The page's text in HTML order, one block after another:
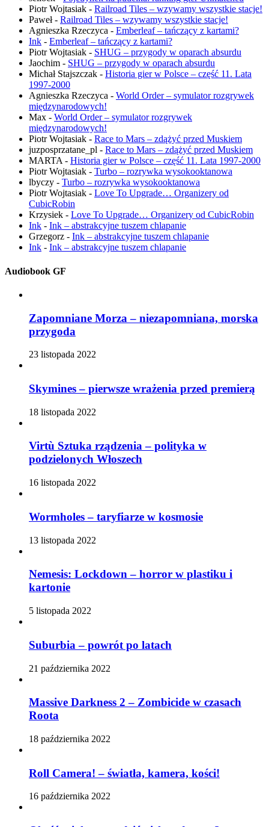
Piotr Wojtasiak - Railroad Tiles – wzywamy wszystkie stacje!
Paweł- Railroad Tiles – wzywamy wszystkie stacje!
Agnieszka Rzeczyca - Emberleaf – tańczący z kartami?
Ink - Emberleaf – tańczący z kartami?
Piotr Wojtasiak - SHUG – przygody w oparach absurdu
Jaochim - SHUG – przygody w oparach absurdu
Michał Stajszczak - Historia gier w Polsce – część 11. Lata
1997-2000
Agnieszka Rzeczyca - World Order – symulator rozgrywek
międzynarodowych!
Max - World Order – symulator rozgrywek
międzynarodowych!
Piotr Wojtasiak - Race to Mars – zdążyć przed Muskiem
juzposprzatane_pl - Race to Mars – zdążyć przed Muskiem
MARTA - Historia gier w Polsce – część 11. Lata 1997-2000
Piotr Wojtasiak - Turbo – rozrywka wysokooktanowa
lbyczy - Turbo – rozrywka wysokooktanowa
Piotr Wojtasiak - Love To Upgrade… Organizery od
CubicRobin
Krzysiek - Love To Upgrade… Organizery od CubicRobin
Ink - Ink – abstrakcyjne tuszem chlapanie
Grzegorz - Ink – abstrakcyjne tuszem chlapanie
Ink - Ink – abstrakcyjne tuszem chlapanie
Audiobook GF
Zapomniane Morza – niezapomniana, morska
przygoda
23 listopada 2022
Skymines – pierwsze wrażenia przed premierą
18 listopada 2022
Virtù Sztuka rządzenia – polityka w
podzielonych Włoszech
16 listopada 2022
Wormholes – taryfiarze w kosmosie
13 listopada 2022
Nemesis: Lockdown – horror w plastiku i
kartonie
5 listopada 2022
Suburbia – powrót po latach
21 października 2022
Massive Darkness 2 – Zombicide w czasach
Roota
18 października 2022
Roll Camera! – światła, kamera, kości!
16 października 2022